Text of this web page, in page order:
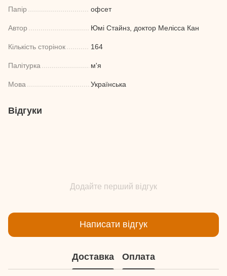
Папір офсет
Автор Юмі Стайнз, доктор Мелісса Кан
Кількість сторінок 164
Палітурка м'я
Мова Українська
Відгуки
Додайте перший відгук
Написати відгук
Доставка Оплата